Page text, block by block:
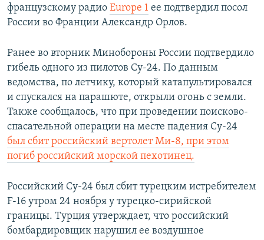
французскому радио Europe 1 ее подтвердил посол
России во Франции Александр Орлов.
Ранее во вторник Минобороны России подтвердило
гибель одного из пилотов Су-24. По данным
ведомства, по летчику, который катапультировался
и спускался на парашюте, открыли огонь с земли.
Также сообщалось, что при проведении поисково-
спасательной операции на месте падения Су-24
был сбит российский вертолет Ми-8, при этом
погиб российский морской пехотинец.
Российский Су-24 был сбит турецким истребителем
F-16 утром 24 ноября у турецко-сирийской
границы. Турция утверждает, что российский
бомбардировщик нарушил ее воздушное